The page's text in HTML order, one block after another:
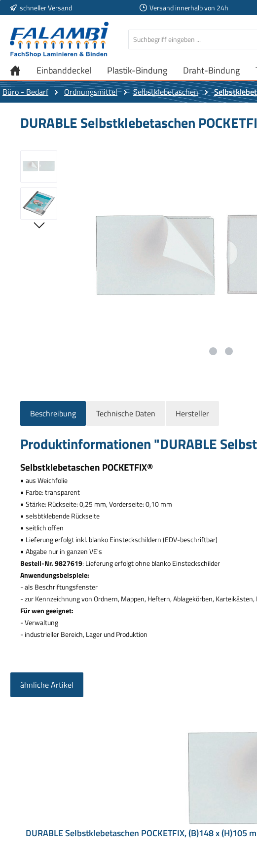
Hauptinhalt springen
Zur Suche springen
Zur Hauptnavigation springen
schneller Versand Versand innerhalb von 24h
Einbanddeckel Plastik-Bindung Draht-Bindung
Büro - Bedarf Ordnungsmittel Selbstklebetaschen
DURABLE Selbstklebetaschen
Beschreibung Technische Daten Hersteller
Produktinformationen "DURABLE
Selbstklebetaschen POCKETFIX®
• aus Weichfolie
• Farbe: transparent
• Stärke: Rückseite: 0,25 mm, Vorderseite: 0,10 mm
• selsbtklebende Rückseite
• seitlich offen
• Lieferung erfolgt inkl. blanko Einsteckschildern (EDV-beschriftbar)
• Abgabe nur in ganzen VE's
Bestell-Nr. 9827619: Lieferung erfolgt ohne blanko Einsteckschilder
Anwendungsbeispiele:
- als Beschriftungsfenster
- zur Kennzeichnung von Ordnern, Mappen, Heftern, Ablagekörben, Karteikästen,
Für wen geeignet:
- Verwaltung
- industrieller Bereich, Lager und Produktion
ähnliche Artikel
DURABLE Selbstklebetaschen POCKETFIX, (B)148 x (H)105